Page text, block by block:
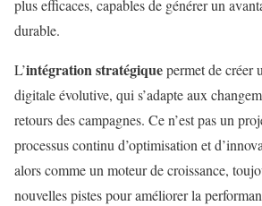
plus efficaces, capables de générer un
durable.
L’intégration stratégiquepermet de créer
digitale évolutive, qui s’adapte aux
retours des campagnes. Ce n’est pas un
processus continu d’optimisation et
alors comme un moteur de croissance,
nouvelles pistes pour améliorer la